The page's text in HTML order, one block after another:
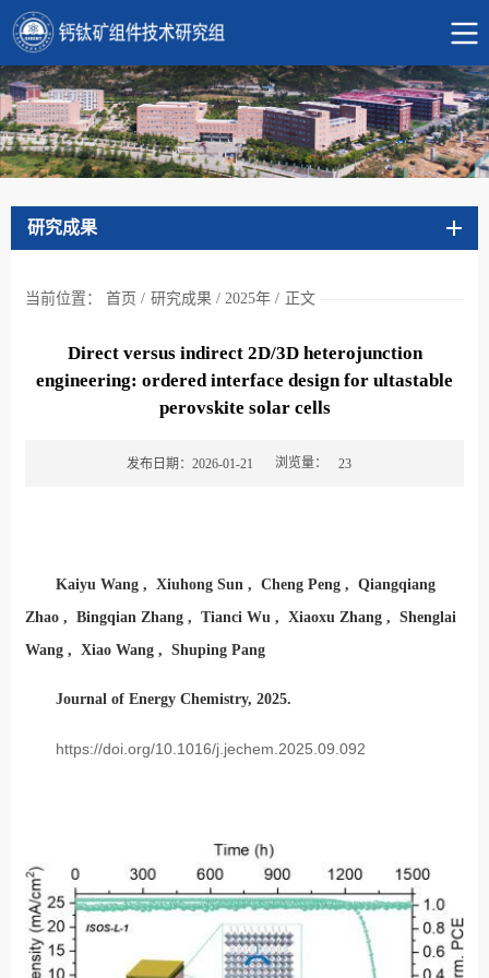
研究成果
当前位置： 首页 / 研究成果 / 2025年 / 正文
Direct versus indirect 2D/3D heterojunction
engineering: ordered interface design for ultastable
perovskite solar cells
发布日期：2026-01-21 浏览量： 23
Kaiyu Wang , Xiuhong Sun , Cheng Peng , Qiangqiang
Zhao , Bingqian Zhang , Tianci Wu , Xiaoxu Zhang , Shenglai
Wang , Xiao Wang , Shuping Pang
Journal of Energy Chemistry, 2025.
https://doi.org/10.1016/j.jechem.2025.09.092